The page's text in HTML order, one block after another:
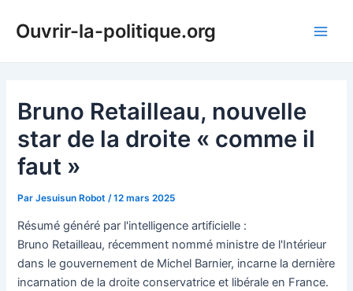
Ouvrir-la-politique.org
Bruno Retailleau, nouvelle
star de la droite « comme il
faut »
ParJesuisun Robot /12 mars 2025
Résumé généré par l'intelligence artificielle :
Bruno Retailleau, récemment nommé ministre de l'Intérieur
dans le gouvernement de Michel Barnier, incarne la dernière
incarnation de la droite conservatrice et libérale en France.